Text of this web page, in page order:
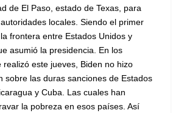
de El Paso, estado de Texas, para
locales. Siendo el primer
frontera entre Estados Unidos y
asumió la presidencia. En los
realizó este jueves, Biden no hizo
sobre las duras sanciones de Estados
y Cuba. Las cuales han
la pobreza en esos países. Así